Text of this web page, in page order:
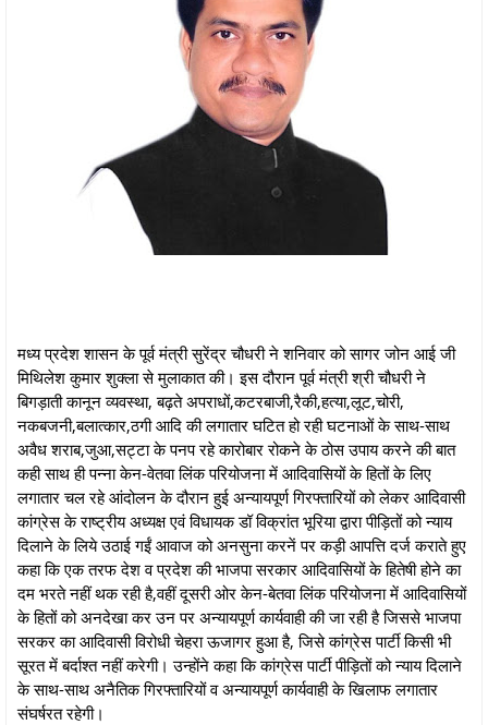
मध्य प्रदेश शासन के पूर्व मंत्री सुरेंद्र चौधरी ने शनिवार को सागर जोन आई जी
मिथिलेश कुमार शुक्ला से मुलाकात की। इस दौरान पूर्व मंत्री श्री चौधरी ने
बिगड़ाती कानून व्यवस्था, बढ़ते अपराधों,कटरबाजी,रैकी,हत्या,लूट,चोरी,
नकबजनी,बलात्कार,ठगी आदि की लगातार घटित हो रही घटनाओं के साथ-साथ
अवैध शराब,जुआ,सट्टा के पनप रहे कारोबार रोकने के ठोस उपाय करने की बात
कही साथ ही पन्ना केन-वेतवा लिंक परियोजना में आदिवासियों के हितों के लिए
लगातार चल रहे आंदोलन के दौरान हुई अन्यायपूर्ण गिरफ्तारियों को लेकर आदिवासी
कांग्रेस के राष्ट्रीय अध्यक्ष एवं विधायक डॉ विक्रांत भूरिया द्वारा पीड़ितों को न्याय
दिलाने के लिये उठाई गईं आवाज को अनसुना करनें पर कड़ी आपत्ति दर्ज कराते हुए
कहा कि एक तरफ देश व प्रदेश की भाजपा सरकार आदिवासियों के हितेषी होने का
दम भरते नहीं थक रही है,वहीं दूसरी ओर केन-बेतवा लिंक परियोजना में आदिवासियों
के हितों को अनदेखा कर उन पर अन्यायपूर्ण कार्यवाही की जा रही है जिससे भाजपा
सरकर का आदिवासी विरोधी चेहरा ऊजागर हुआ है, जिसे कांग्रेस पार्टी किसी भी
सूरत में बर्दाश्त नहीं करेगी। उन्होंने कहा कि कांग्रेस पार्टी पीड़ितों को न्याय दिलाने
के साथ-साथ अनैतिक गिरफ्तारियों व अन्यायपूर्ण कार्यवाही के खिलाफ लगातार
संघर्षरत रहेगी।